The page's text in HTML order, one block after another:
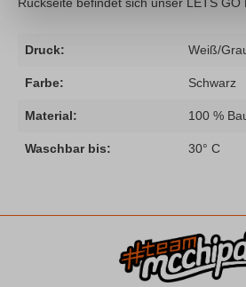
Rückseite befindet sich unser LETS GO
Druck: Weiß/
Farbe: Schwarz
Material: 100 %
Waschbar bis: 30° C